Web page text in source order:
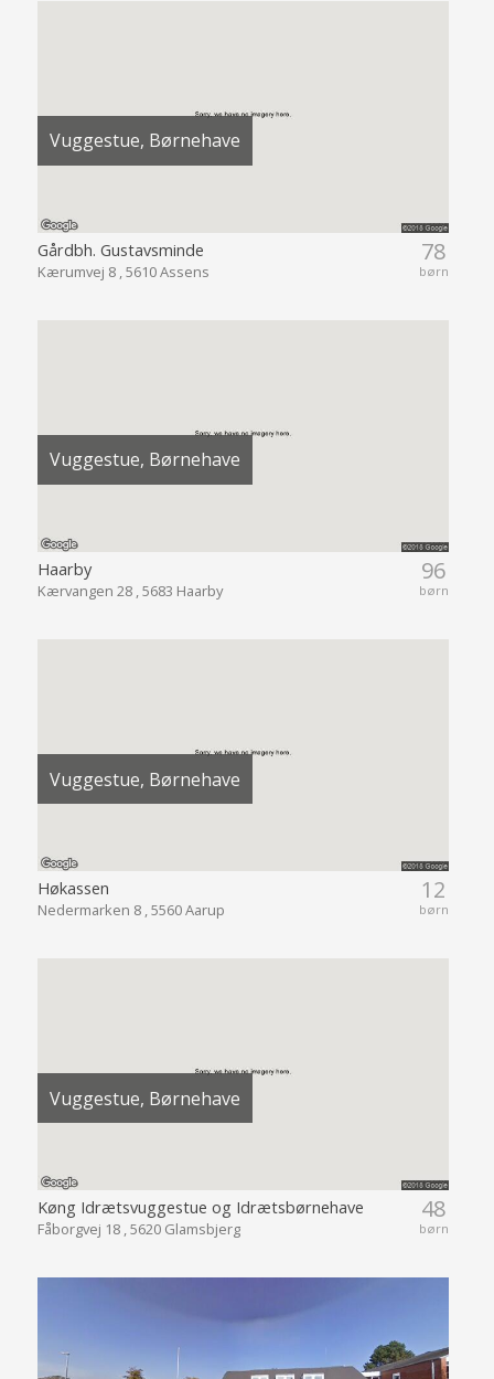
Vuggestue, Børnehave
78
børn
Gårdbh. Gustavsminde
Kærumvej 8 , 5610 Assens
Vuggestue, Børnehave
96
børn
Haarby
Kærvangen 28 , 5683 Haarby
Vuggestue, Børnehave
12
børn
Høkassen
Nedermarken 8 , 5560 Aarup
Vuggestue, Børnehave
48
børn
Køng Idrætsvuggestue og Idrætsbørnehave
Fåborgvej 18 , 5620 Glamsbjerg